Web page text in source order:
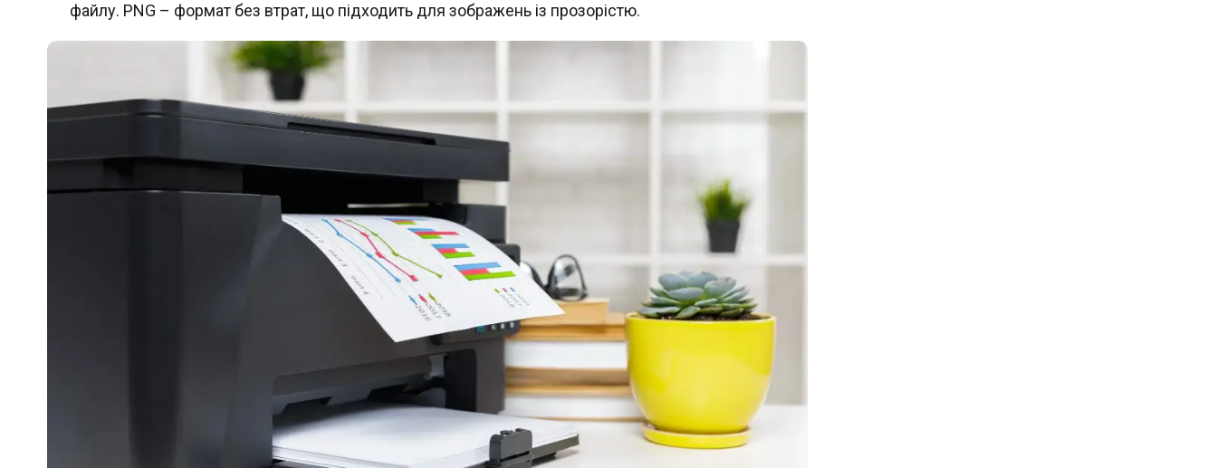
файлу. PNG – формат без втрат, що підходить для зображень із прозорістю.